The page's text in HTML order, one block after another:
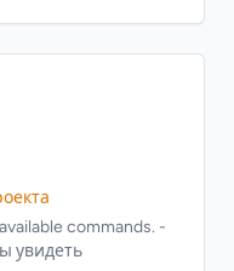
commands. -
увидеть